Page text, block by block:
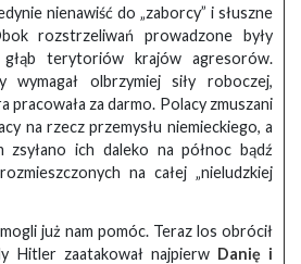
nienawiść do „zaborcy” i słuszne
rozstrzeliwań prowadzone były
terytoriów krajów agresorów.
wymagał olbrzymiej siły roboczej,
pracowała za darmo. Polacy zmuszani
na rzecz przemysłu niemieckiego, a
zsyłano ich daleko na północ bądź
na całej „nieludzkiej
już nam pomóc. Teraz los obrócił
Hitler zaatakował najpierw Danię i